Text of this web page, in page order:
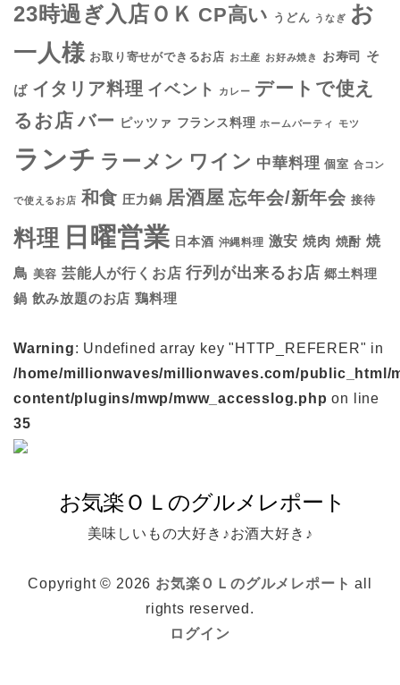
23時過ぎ入店ＯＫ CP高い うどん うなぎ お
一人様 お取り寄せができるお店 お土産 お好み焼き お寿司 そ
ば イタリア料理 イベント カレー デートで使え
るお店 バー ピッツァ フランス料理 ホームパーティ モツ
ランチ ラーメン ワイン 中華料理 個室 合コン
で使えるお店 和食 圧力鍋 居酒屋 忘年会/新年会 接待
料理 日曜営業 日本酒 沖縄料理 激安 焼肉 焼酎 焼
鳥 美容 芸能人が行くお店 行列が出来るお店 郷土料理
鍋 飲み放題のお店 鶏料理
Warning: Undefined array key "HTTP_REFERER" in
/home/millionwaves/millionwaves.com/public_html/
content/plugins/mwp/mww_accesslog.php on line
35
美味しいもの大好き♪お酒大好き♪
Copyright © 2026 お気楽ＯＬのグルメレポート all
rights reserved.
ログイン